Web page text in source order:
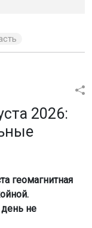
2026:
геомагнитная
не